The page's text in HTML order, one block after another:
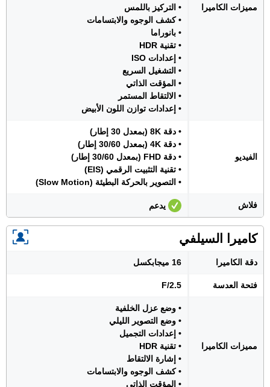
مميزات الكاميرا
• التركيز باللمس
• كشف الوجوه والابتسامات
• بانوراما
• تقنية HDR
• إعدادات ISO
• التشغيل السريع
• المؤقت الذاتي
• الالتقاط المستمر
• إعدادات توازن اللون الأبيض
الفيديو
• دقة 8K (بمعدل 30 إطار)
• دقة 4K (بمعدل 30/60 إطار)
• دقة FHD (بمعدل 30/60 إطار)
• تقنية التثبيت الرقمي (EIS)
• التصوير بالحركة البطيئة (Slow Motion)
فلاش يدعم
كاميرا السيلفي
دقة الكاميرا 16 ميجابكسل
فتحة العدسة F/2.5
مميزات الكاميرا
• وضع عزل الخلفية
• وضع التصوير الليلي
• إعدادات التجميل
• تقنية HDR
• إشارة الالتقاط
• كشف الوجوه والابتسامات
• المؤقت الذاتي